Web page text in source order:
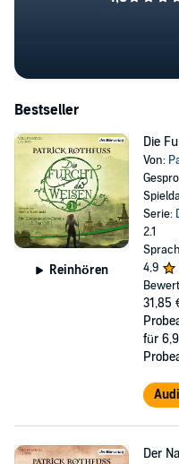
Bestseller
Reinhören
Die
Von:
Serie:
2.1
4,9
31,85
für
Der